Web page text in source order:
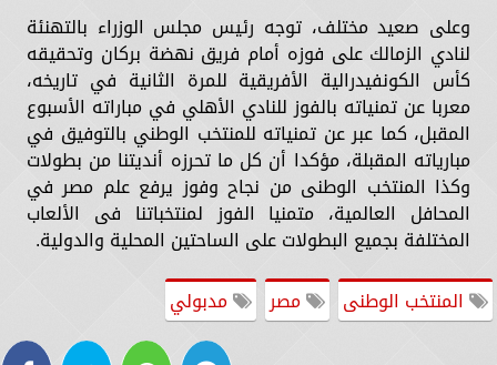
وعلى صعيد مختلف، توجه رئيس مجلس الوزراء بالتهنئة
لنادي الزمالك على فوزه أمام فريق نهضة بركان وتحقيقه
كأس الكونفيدرالية الأفريقية للمرة الثانية في تاريخه،
معربا عن تمنياته بالفوز للنادي الأهلي في مباراته الأسبوع
المقبل، كما عبر عن تمنياته للمنتخب الوطني بالتوفيق في
مبارياته المقبلة، مؤكدا أن كل ما تحرزه أنديتنا من بطولات
وكذا المنتخب الوطنى من نجاح وفوز يرفع علم مصر في
المحافل العالمية، متمنيا الفوز لمنتخباتنا فى الألعاب
المختلفة بجميع البطولات على الساحتين المحلية والدولية.
المنتخب الوطنى
مصر مدبولي